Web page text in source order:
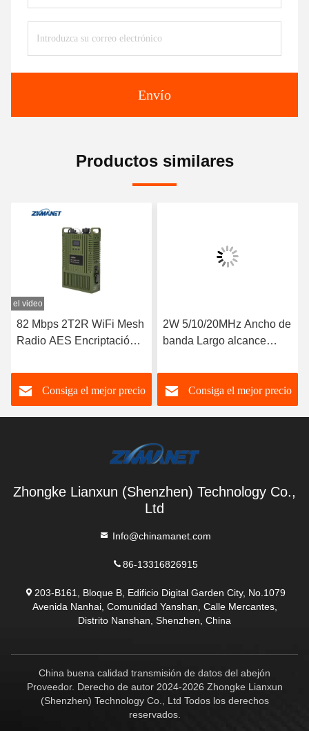
Envío
Productos similares
el video
82 Mbps 2T2R WiFi Mesh
Radio AES Encriptación
vídeo de baja latencia
Consiga el mejor precio
2W 5/10/20MHz Ancho de
banda Largo alcance
HD Transmisor de vídeo
Consiga el mejor precio
Zhongke Lianxun (Shenzhen) Technology Co.,
Ltd
Info@chinamanet.com
86-13316826915
203-B161, Bloque B, Edificio Digital Garden City, No.1079
Avenida Nanhai, Comunidad Yanshan, Calle Mercantes,
Distrito Nanshan, Shenzhen, China
China buena calidad transmisión de datos del abejón
Proveedor. Derecho de autor 2024-2026 Zhongke Lianxun
(Shenzhen) Technology Co., Ltd Todos los derechos
reservados.